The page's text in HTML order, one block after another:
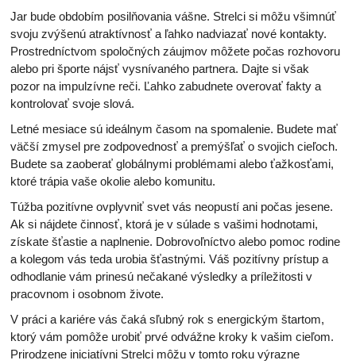
Jar bude obdobím posilňovania vášne. Strelci si môžu všimnúť
svoju zvýšenú atraktívnosť a ľahko nadviazať nové kontakty.
Prostredníctvom spoločných záujmov môžete počas rozhovoru
alebo pri športe nájsť vysnívaného partnera. Dajte si však
pozor na impulzívne reči. Ľahko zabudnete overovať fakty a
kontrolovať svoje slová.
Letné mesiace sú ideálnym časom na spomalenie. Budete mať
väčší zmysel pre zodpovednosť a premýšľať o svojich cieľoch.
Budete sa zaoberať globálnymi problémami alebo ťažkosťami,
ktoré trápia vaše okolie alebo komunitu.
Túžba pozitívne ovplyvniť svet vás neopustí ani počas jesene.
Ak si nájdete činnosť, ktorá je v súlade s vašimi hodnotami,
získate šťastie a naplnenie. Dobrovoľníctvo alebo pomoc rodine
a kolegom vás teda urobia šťastnými. Váš pozitívny prístup a
odhodlanie vám prinesú nečakané výsledky a príležitosti v
pracovnom i osobnom živote.
V práci a kariére vás čaká sľubný rok s energickým štartom,
ktorý vám pomôže urobiť prvé odvážne kroky k vašim cieľom.
Prirodzene iniciatívni Strelci môžu v tomto roku výrazne